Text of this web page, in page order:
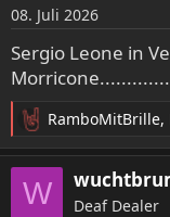
n
e
n
:
08. Juli 2026
Sergio Leone in
R
e
a
k
RamboMitBrille,
W Deaf Dealer